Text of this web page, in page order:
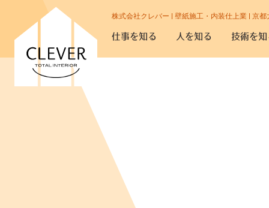
株式会社クレバー | 壁紙施工・内装仕上業 | 京都
仕事を知る 人を知る 技術を知